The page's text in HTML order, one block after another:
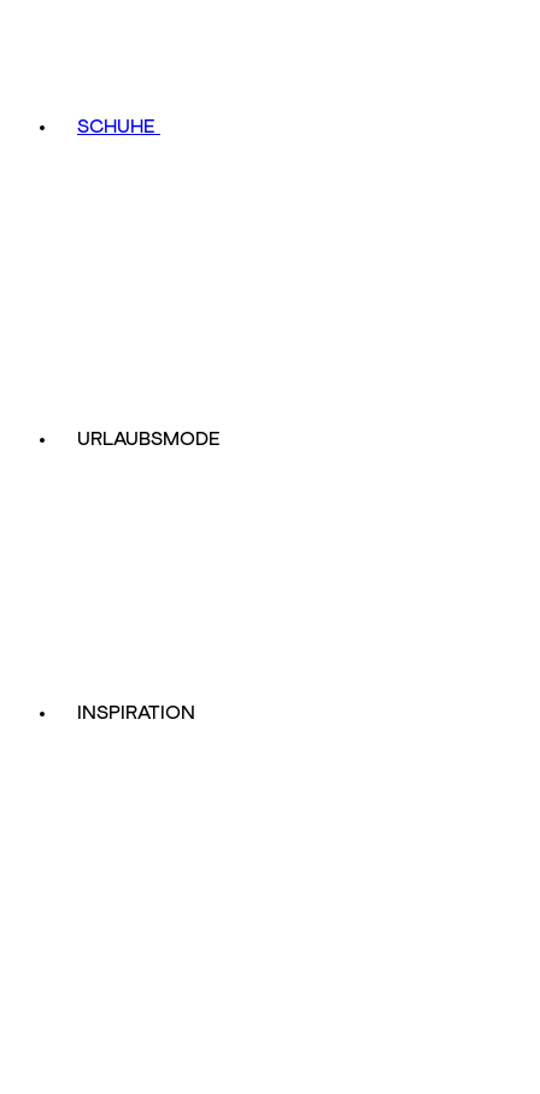
SCHUHE
URLAUBSMODE
INSPIRATION